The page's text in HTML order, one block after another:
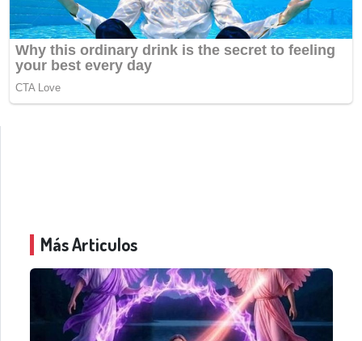
Más Articulos